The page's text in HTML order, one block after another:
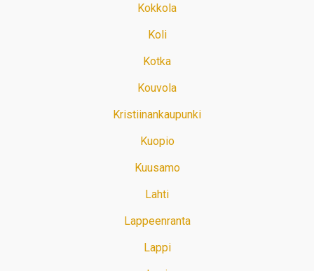
Kokkola
Koli
Kotka
Kouvola
Kristiinankaupunki
Kuopio
Kuusamo
Lahti
Lappeenranta
Lappi